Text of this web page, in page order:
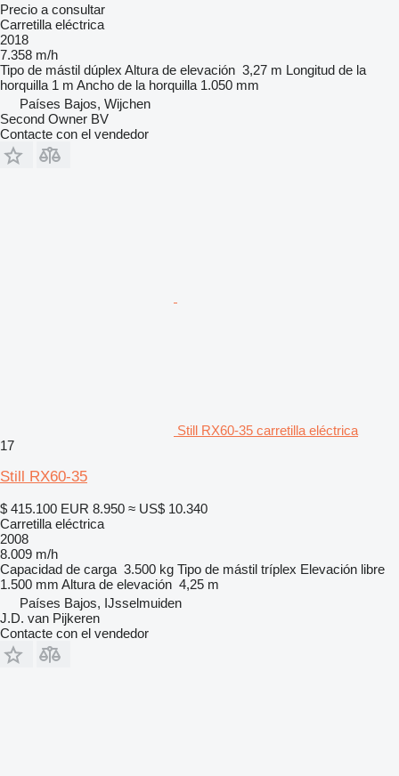
Precio a consultar
Carretilla eléctrica
2018
7.358 m/h
Tipo de mástil dúplex Altura de elevación 3,27 m Longitud de la
horquilla 1 m Ancho de la horquilla 1.050 mm
Países Bajos, Wijchen
Second Owner BV
Contacte con el vendedor
Still RX60-35 carretilla eléctrica
17
Still RX60-35
$ 415.100 EUR 8.950 ≈ US$ 10.340
Carretilla eléctrica
2008
8.009 m/h
Capacidad de carga 3.500 kg Tipo de mástil tríplex Elevación libre
1.500 mm Altura de elevación 4,25 m
Países Bajos, IJsselmuiden
J.D. van Pijkeren
Contacte con el vendedor